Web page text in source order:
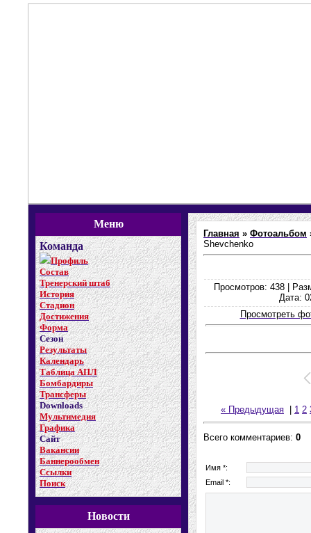
Меню
Команда
Профиль
Состав
Тренерский штаб
История
Стадион
Достижения
Форма
Сезон
Результаты
Календарь
Таблица АПЛ
Бомбардиры
Трансферы
Downloads
Мультимедия
Графика
Сайт
Вакансии
Баннерообмен
Ссылки
Поиск
Новости
Главная » Фотоальбом
Shevchenko
Просмотров: 438 |
Дата:
Просмотреть
« Предыдущая 1 2
Всего комментариев: 0
Имя *:
Email *: